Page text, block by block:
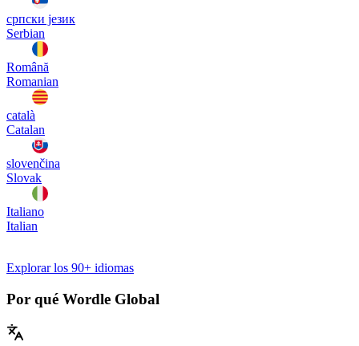
српски језик
Serbian
Română
Romanian
català
Catalan
slovenčina
Slovak
Italiano
Italian
Explorar los 90+ idiomas
Por qué Wordle Global